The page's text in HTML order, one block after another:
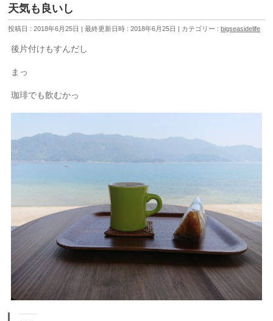
天気も良いし
投稿日 : 2018年6月25日 最終更新日時 : 2018年6月25日 カテゴリー :bigseasidelife
後片付けもすんだし
まっ
珈琲でも飲むかっ